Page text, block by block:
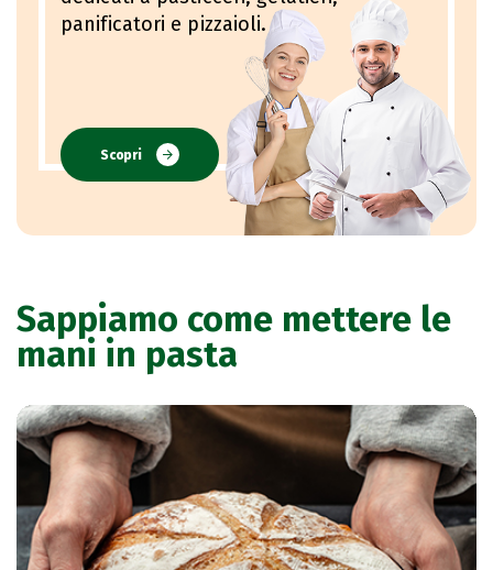
panificatori e pizzaioli.
Scopri
Sappiamo come mettere le
mani in pasta